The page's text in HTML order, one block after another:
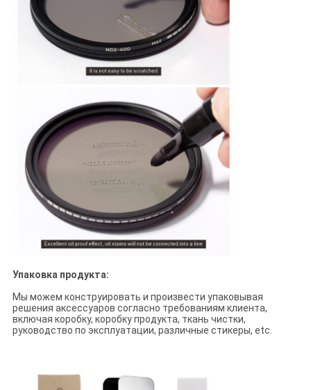
Упаковка продукта:
Мы можем конструировать и произвести упаковывая
решения аксессуаров согласно требованиям клиента,
включая коробку, коробку продукта, ткань чистки,
руководство по эксплуатации, различные стикеры, etc.